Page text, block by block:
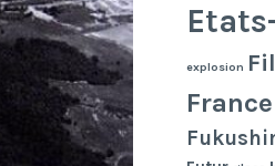
explosion
France